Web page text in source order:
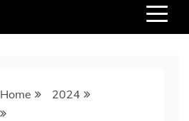
Home
2024